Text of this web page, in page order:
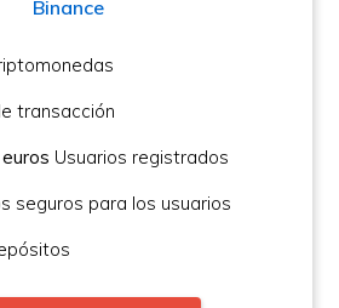
Binance
transacción
Usuarios registrados
seguros para los usuarios